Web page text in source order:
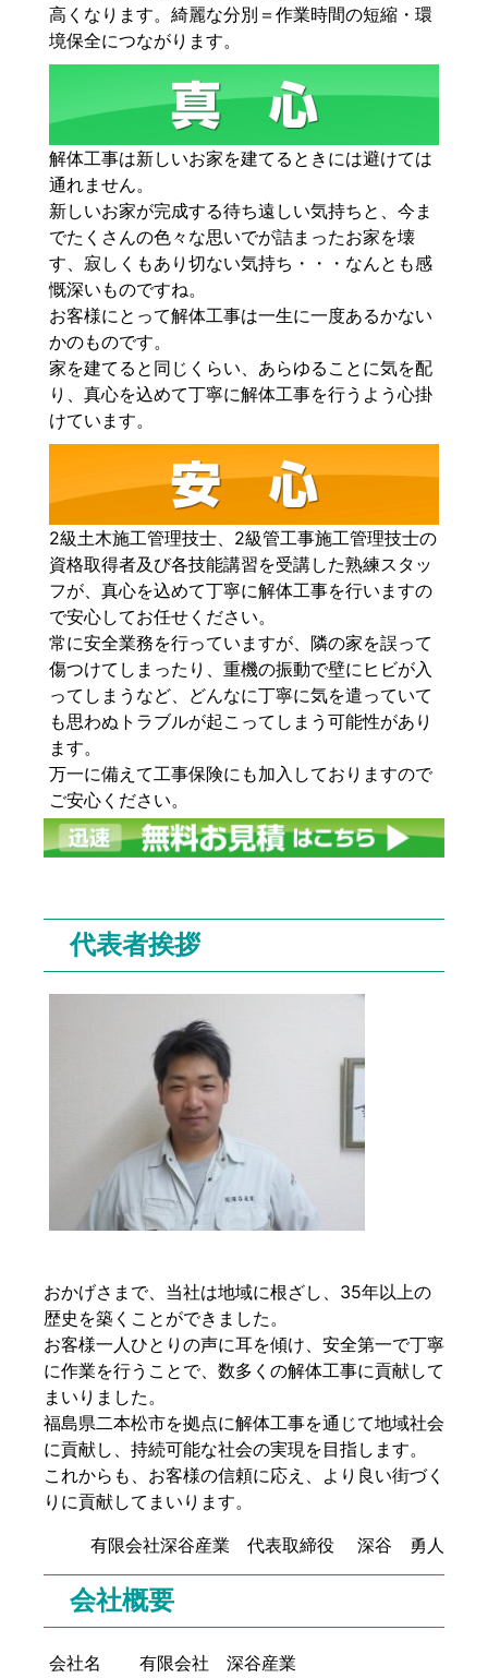
高くなります。綺麗な分別＝作業時間の短縮・環
境保全につながります。
解体工事は新しいお家を建てるときには避けては
通れません。
新しいお家が完成する待ち遠しい気持ちと、今ま
でたくさんの色々な思いでが詰まったお家を壊
す、寂しくもあり切ない気持ち・・・なんとも感
慨深いものですね。
お客様にとって解体工事は一生に一度あるかない
かのものです。
家を建てると同じくらい、あらゆることに気を配
り、真心を込めて丁寧に解体工事を行うよう心掛
けています。
2級土木施工管理技士、2級管工事施工管理技士の
資格取得者及び各技能講習を受講した熟練スタッ
フが、真心を込めて丁寧に解体工事を行いますの
で安心してお任せください。
常に安全業務を行っていますが、隣の家を誤って
傷つけてしまったり、重機の振動で壁にヒビが入
ってしまうなど、どんなに丁寧に気を遣っていて
も思わぬトラブルが起こってしまう可能性があり
ます。
万一に備えて工事保険にも加入しておりますので
ご安心ください。
代表者挨拶
おかげさまで、当社は地域に根ざし、35年以上の
歴史を築くことができました。
お客様一人ひとりの声に耳を傾け、安全第一で丁寧
に作業を行うことで、数多くの解体工事に貢献して
まいりました。
福島県二本松市を拠点に解体工事を通じて地域社会
に貢献し、持続可能な社会の実現を目指します。
これからも、お客様の信頼に応え、より良い街づく
りに貢献してまいります。
有限会社深谷産業 代表取締役 深谷 勇人
会社概要
会社名 有限会社 深谷産業